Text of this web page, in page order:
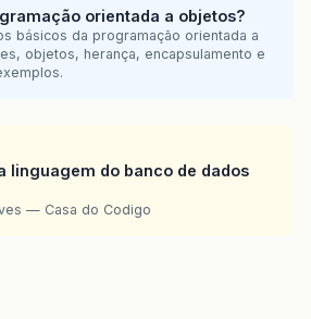
orientada a objetos?
básicos da programação orientada a
objetos, herança, encapsulamento e
linguagem do banco de dados
— Casa do Codigo